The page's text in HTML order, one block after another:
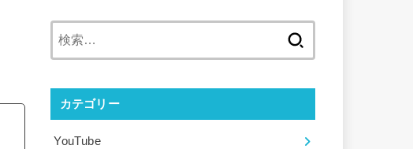
カテゴリー
YouTube